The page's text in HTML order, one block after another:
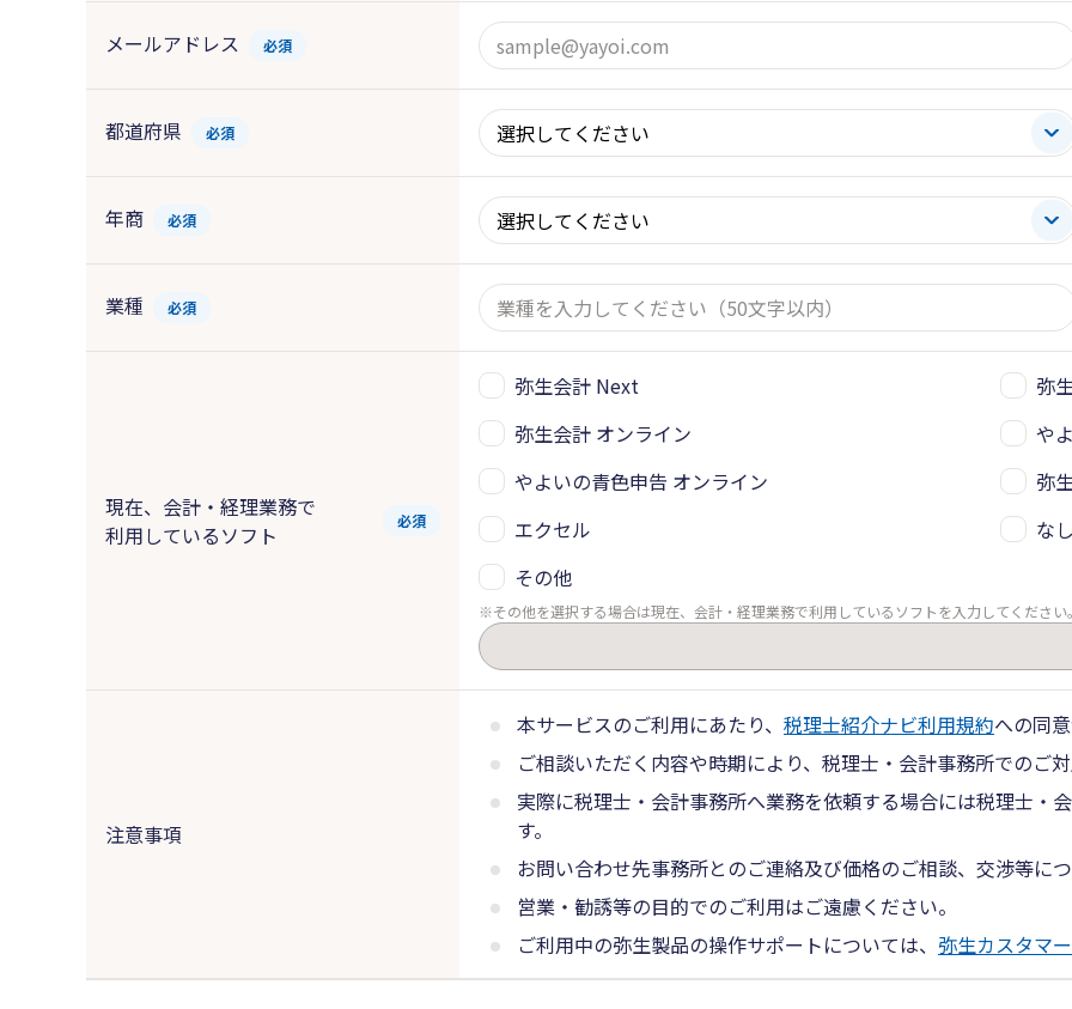
メールアドレス 必須
都道府県 必須
年商 必須
業種 必須
現在、会計・経理業務で
利用しているソフト
必須
弥生会計 Next
弥
弥生会計 オンライン
や
やよいの青色申告 オンライン
弥
エクセル
な
その他
その他を選択する場合は現在、会計・経理業務で利用しているソフトを入力してください。
注意事項
本サービスのご利用にあたり、 税理士紹介ナビ利用規約への同
ご相談いただく内容や時期により、税理士・会計事務所でのご
実際に税理士・会計事務所へ業務を依頼する場合には税理士・
す。
お問い合わせ先事務所とのご連絡及び価格のご相談、交渉等に
営業・勧誘等の目的でのご利用はご遠慮ください。
ご利用中の弥生製品の操作サポートについては、 弥生カスタマ